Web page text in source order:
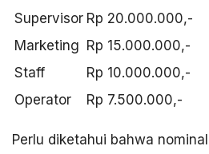
Supervisor Rp 20.000.000,-
Marketing Rp 15.000.000,-
Staff
Rp 10.000.000,-
Operator
Rp 7.500.000,-
Perlu diketahui bahwa